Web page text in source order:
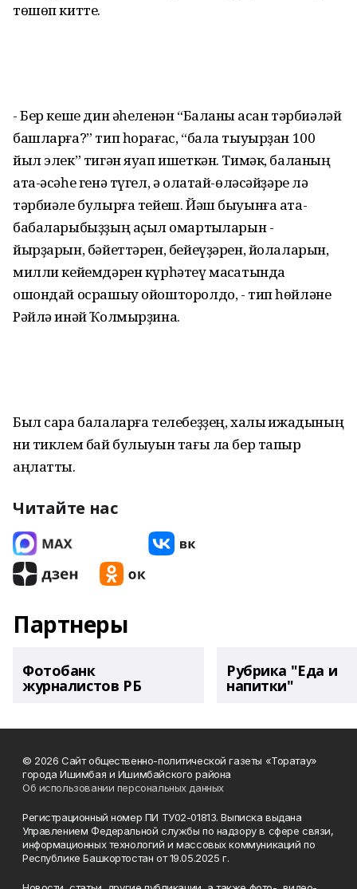
төшөп китте.
- Бер кеше дин әһеленән “Баланы ҡасан тәрбиәләй
башларға?” тип һорағас, “бала тыуырҙан 100
йыл элек” тигән яуап ишеткән. Тимәк, баланың
ата-әсәһе генә түгел, ә олатай-өләсәйҙәре лә
тәрбиәле булырға тейеш. Йәш быуынға ата-
бабаларыбыҙҙың аҫыл ҡомартҡыларын -
йырҙарын, бәйеттәрен, бейеүҙәрен, йолаларын,
милли кейемдәрен күрһәтеү маҡсатында
ошондай осрашыу ойошторолдо, - тип һөйләне
Рәйлә инәй Ҡолмырҙина.
Был сара балаларға телебеҙҙең, халыҡ ижадының
ни тиклем бай булыуын тағы ла бер тапҡыр
аңлатты.
Читайте нас
Партнеры
Фотобанк
журналистов РБ
Рубрика "Еда и
напитки"
© 2026 Сайт общественно-политической газеты «Торатау»
города Ишимбая и Ишимбайского района
Об использовании персональных данных
Регистрационный номер ПИ ТУ02-01813. Выписка выдана
Управлением Федеральной службы по надзору в сфере связи,
информационных технологий и массовых коммуникаций по
Республике Башкортостан от 19.05.2025 г.